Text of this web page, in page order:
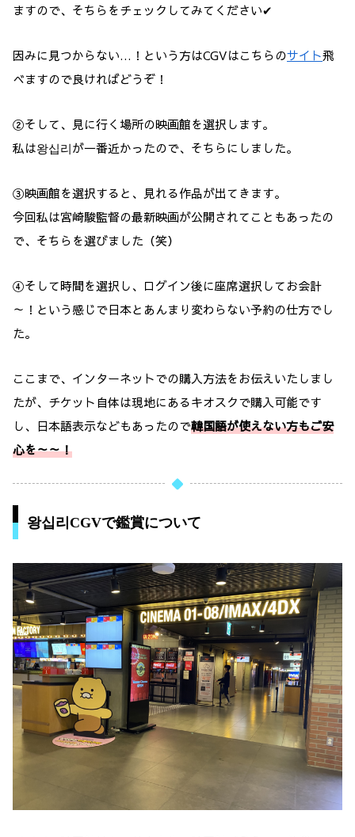
ますので、そちらをチェックしてみてください✔
因みに見つからない…！という方はCGVはこちらのサイト飛
べますので良ければどうぞ！
②そして、見に行く場所の映画館を選択します。
私は왕십리が一番近かったので、そちらにしました。
③映画館を選択すると、見れる作品が出てきます。
今回私は宮崎駿監督の最新映画が公開されてこともあったの
で、そちらを選びました（笑）
④そして時間を選択し、ログイン後に座席選択してお会計
～！という感じで日本とあんまり変わらない予約の仕方でし
た。
ここまで、インターネットでの購入方法をお伝えいたしまし
たが、チケット自体は現地にあるキオスクで購入可能です
し、日本語表示などもあったので韓国語が使えない方もご安
心を～～！
왕십리CGVで鑑賞について